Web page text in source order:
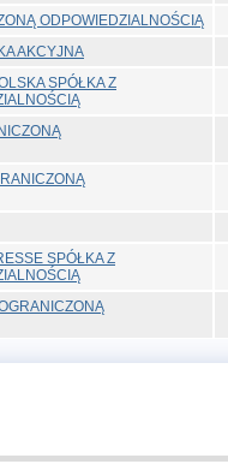
ODPOWIEDZIALNOŚCIĄ
AKCYJNA
SPÓŁKA Z
SPÓŁKA Z